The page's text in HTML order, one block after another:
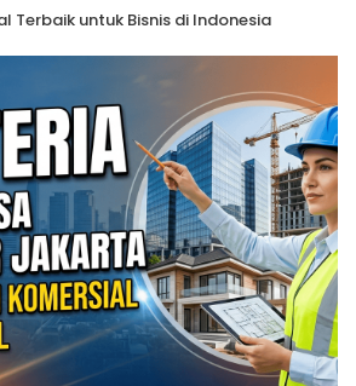
Terbaik untuk Bisnis di Indonesia